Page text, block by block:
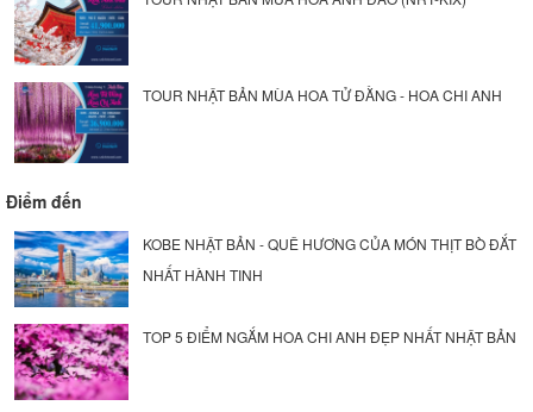
TOUR NHẬT BẢN MÙA HOA TỬ ĐẰNG - HOA CHI ANH
Điểm đến
KOBE NHẬT BẢN - QUÊ HƯƠNG CỦA MÓN THỊT BÒ ĐẮT
NHẤT HÀNH TINH
TOP 5 ĐIỂM NGẮM HOA CHI ANH ĐẸP NHẤT NHẬT BẢN